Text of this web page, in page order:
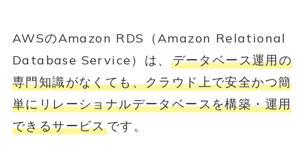
AWSのAmazon RDS（Amazon Relational
Database Service）は、 データベース運用の
専門知識がなくても、クラウド上で安全かつ簡
単にリレーショナルデータベースを構築・運用
できるサービスです。